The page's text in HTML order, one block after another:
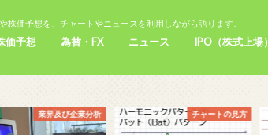
株価予想を、チャートやニュースを利用しながら語ります。
価予想 為替・FX ニュース IPO（株式上場）
業界及び企業分析 チャートの見方